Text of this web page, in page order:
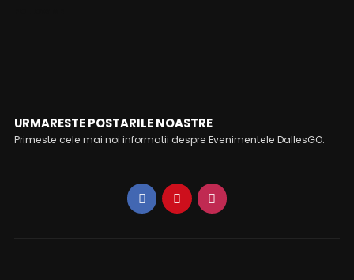
URMARESTE POSTARILE NOASTRE
Primeste cele mai noi informatii despre Evenimentele DallesGO.